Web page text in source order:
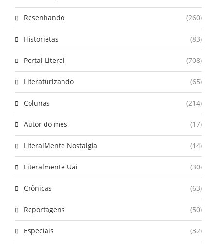
Resenhando (260)
Historietas (83)
Portal Literal (708)
Literaturizando (65)
Colunas (214)
Autor do mês (17)
LiteralMente Nostalgia (14)
Literalmente Uai (30)
Crônicas (63)
Reportagens (50)
Especiais (32)